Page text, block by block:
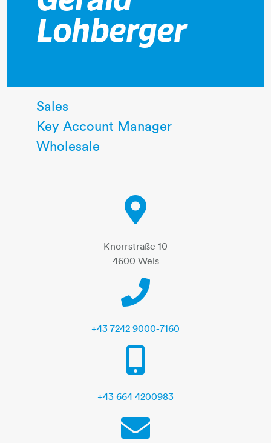
Lohberger
Sales
Key Account Manager
Wholesale
Knorrstraße 10
4600 Wels
Telephone
+43 7242 9000-7160
Mobile
+43 664 4200983
E-Mail